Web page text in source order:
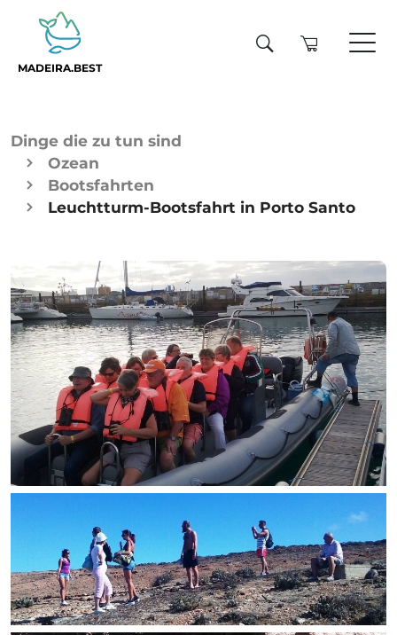
MADEIRA.BEST
Dinge die zu tun sind
Ozean
Bootsfahrten
Leuchtturm-Bootsfahrt in Porto Santo